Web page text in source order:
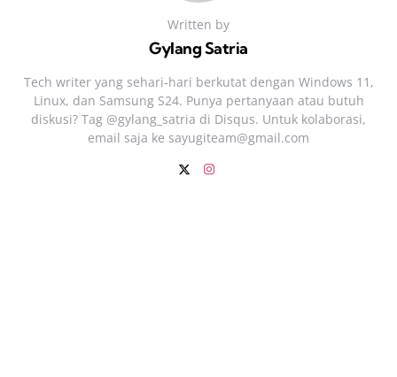
Written by
Gylang Satria
Tech writer yang sehari‑hari berkutat dengan Windows 11,
Linux, dan Samsung S24. Punya pertanyaan atau butuh
diskusi? Tag @gylang_satria di Disqus. Untuk kolaborasi,
email saja ke sayugiteam@gmail.com